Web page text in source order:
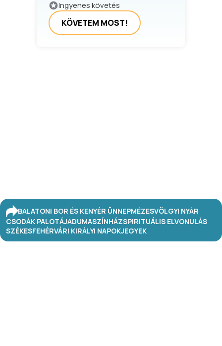
Ingyenes követés
KÖVETEM MOST!
BALATONI BOR ÉS KENYÉR ÜNNEPMÉZESVÖLGYI NYÁR
CSODÁK PALOTÁJADUMASZÍNHÁZSPIRITUÁLIS ELVONULÁS
SZÉKESFEHÉRVÁRI KIRÁLYI NAPOKJEGYEK